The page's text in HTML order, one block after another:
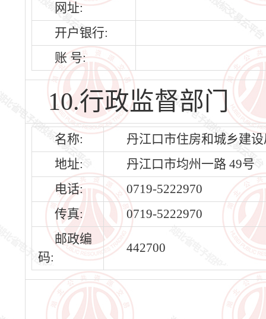
网址:
开户银行:
账 号:
10.行政监督部门
名称:
丹江口市住房和城乡建
地址:
丹江口市均州一路 49号
电话:
0719-5222970
传真:
0719-5222970
邮政编
码:
442700